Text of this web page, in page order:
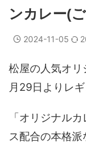
ンカレー(
2024-11-05
松屋の人気オ
月29日よりレ
「オリジナル
ス配合の本格